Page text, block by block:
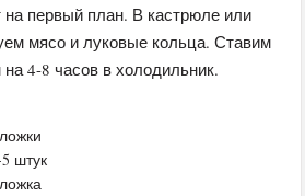
на первый план. В кастрюле или
мясо и луковые кольца. Ставим
4-8 часов в холодильник.
штук